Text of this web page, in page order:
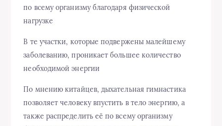
по всему организму благодаря физической
нагрузке
В те участки, которые подвержены малейшему
заболеванию, проникает большее количество
необходимой энергии
По мнению китайцев, дыхательная гимнастика
позволяет человеку впустить в тело энергию, а
также распределить её по всему организму